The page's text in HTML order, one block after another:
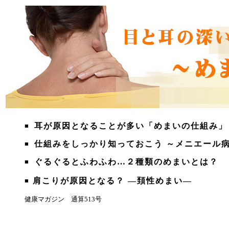
■ 耳が原因となることが多い「めまいの仕組み」
■ 仕組みをしっかり知っておこう ～メニエール
■ ぐるぐるとふわふわ…２種類のめまいとは？
■ 肩こりが原因となる？ ―頚性めまい―
健康マガジン 通算513号